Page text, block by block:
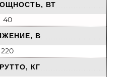
ВТ
40
В
220
КГ